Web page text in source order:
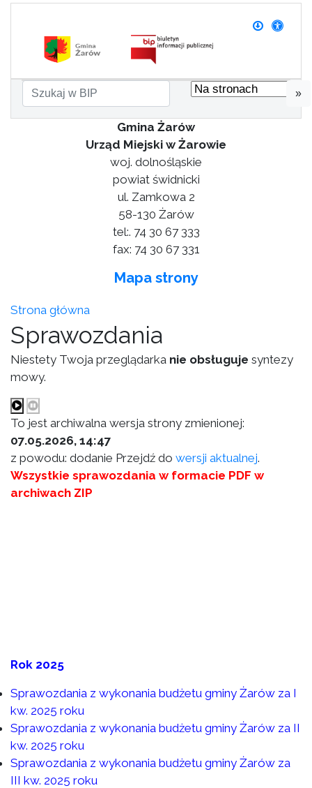
»
Gmina Żarów
Urząd Miejski w Żarowie
woj. dolnośląskie
powiat świdnicki
ul. Zamkowa 2
58-130 Żarów
tel:. 74 30 67 333
fax: 74 30 67 331
Mapa strony
Strona główna
Sprawozdania
Niestety Twoja przeglądarka nie obsługuje syntezy
mowy.
To jest archiwalna wersja strony zmienionej:
07.05.2026, 14:47
z powodu: dodanie Przejdź do wersji aktualnej.
Wszystkie sprawozdania w formacie PDF w
archiwach ZIP
Rok 2025
Sprawozdania z wykonania budżetu gminy Żarów za I
kw. 2025 roku
Sprawozdania z wykonania budżetu gminy Żarów za II
kw. 2025 roku
Sprawozdania z wykonania budżetu gminy Żarów za
III kw. 2025 roku